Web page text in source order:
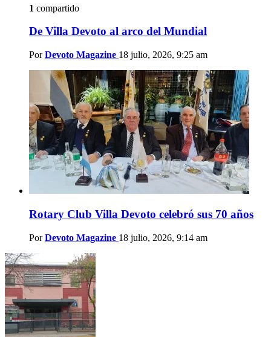
1 compartido
De Villa Devoto al arco del Mundial
Por Devoto Magazine 18 julio, 2026, 9:25 am
Rotary Club Villa Devoto celebró sus 70 años
Por Devoto Magazine 18 julio, 2026, 9:14 am